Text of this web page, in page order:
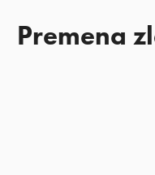
Premena